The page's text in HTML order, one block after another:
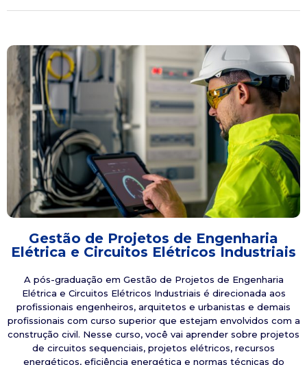
Gestão de Projetos de Engenharia
Elétrica e Circuitos Elétricos Industriais
A pós-graduação em Gestão de Projetos de Engenharia
Elétrica e Circuitos Elétricos Industriais é direcionada aos
profissionais engenheiros, arquitetos e urbanistas e demais
profissionais com curso superior que estejam envolvidos com a
construção civil. Nesse curso, você vai aprender sobre projetos
de circuitos sequenciais, projetos elétricos, recursos
energéticos, eficiência energética e normas técnicas do